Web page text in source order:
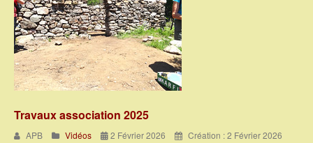
Travaux association 2025
APB Vidéos 2 Février 2026
Création : 2 Février 2026